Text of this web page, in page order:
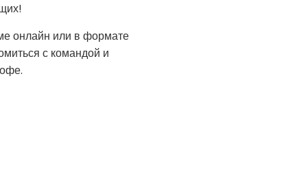
онлайн или в формате
с командой и